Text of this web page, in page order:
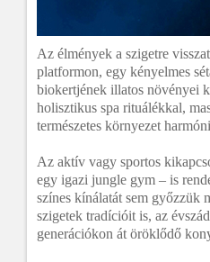
Az élmények a szigetre
platformon, egy kényelmes
biokertjének illatos növényei
holisztikus spa rituálékkal,
természetes környezet
Az aktív vagy sportos
egy igazi jungle gym – is
színes kínálatát sem
szigetek tradícióit is, az
generációkon át öröklődő